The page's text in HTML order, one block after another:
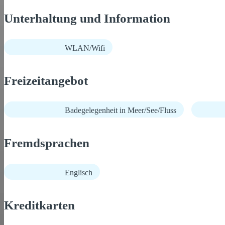
Unterhaltung und Information
WLAN/Wifi
Freizeitangebot
Badegelegenheit in Meer/See/Fluss
Fremdsprachen
Englisch
Kreditkarten